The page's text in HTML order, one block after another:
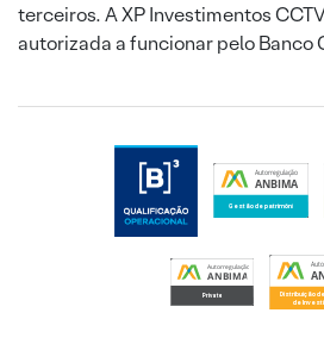
terceiros. A XP Investimentos
autorizada a funcionar pelo Banco